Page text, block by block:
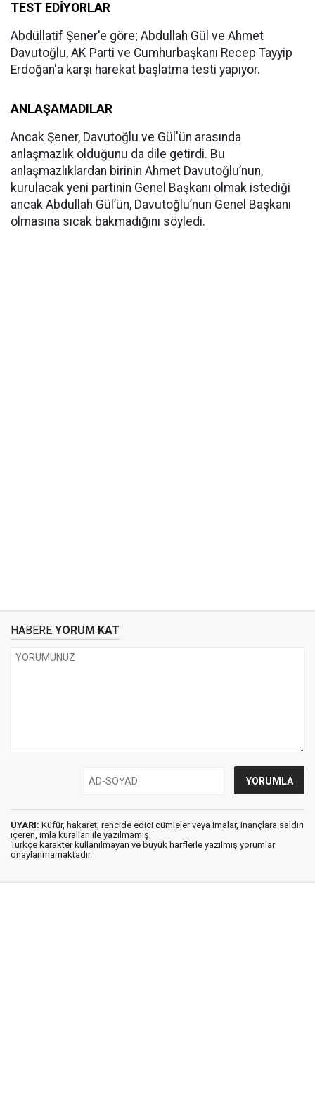
TEST EDİYORLAR
Abdüllatif Şener'e göre; Abdullah Gül ve Ahmet
Davutoğlu, AK Parti ve Cumhurbaşkanı Recep Tayyip
Erdoğan'a karşı harekat başlatma testi yapıyor.
ANLAŞAMADILAR
Ancak Şener, Davutoğlu ve Gül'ün arasında
anlaşmazlık olduğunu da dile getirdi. Bu
anlaşmazlıklardan birinin Ahmet Davutoğlu’nun,
kurulacak yeni partinin Genel Başkanı olmak istediği
ancak Abdullah Gül’ün, Davutoğlu’nun Genel Başkanı
olmasına sıcak bakmadığını söyledi.
HABERE YORUM KAT
UYARI: Küfür, hakaret, rencide edici cümleler veya imalar, inançlara saldırı
içeren, imla kuralları ile yazılmamış,
Türkçe karakter kullanılmayan ve büyük harflerle yazılmış yorumlar
onaylanmamaktadır.